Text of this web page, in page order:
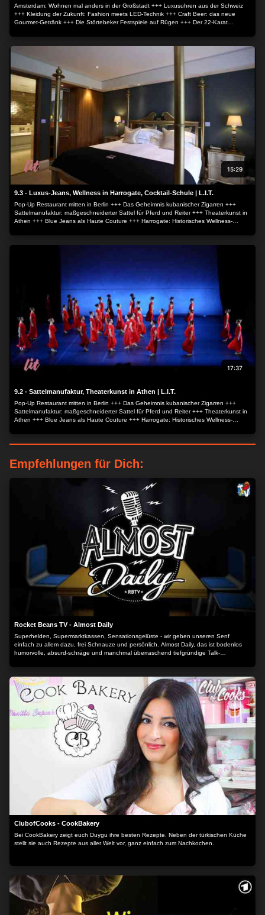
MEHR OPTIONEN
ZUSTIMMEN
Amsterdam: Wohnen mal anders in der Großstadt +++ Luxusuhren aus der Schweiz
+++ Kleidung der Zukunft: Fashion meets LED-Technik +++ Craft Beer: das neue
Gourmet-Getränk +++ Die Störtebeker Festspiele auf Rügen +++ Der 22-Karat
15:29
9.3 - Luxus-Jeans, Wellness in Harrogate, Cocktail-Schule | L.I.T.
Pop-Up Restaurant mitten in Berlin +++ Das Geheimnis kubanischer Zigarren +++
Sattelmanufaktur: maßgeschneiderter Sattel für Pferd und Reiter +++ Theaterkunst in
Athen +++ Blue Jeans als Haute Couture +++ Harrogate: Historisches Wellness-
17:37
9.2 - Sattelmanufaktur, Theaterkunst in Athen | L.I.T.
Pop-Up Restaurant mitten in Berlin +++ Das Geheimnis kubanischer Zigarren +++
Sattelmanufaktur: maßgeschneiderter Sattel für Pferd und Reiter +++ Theaterkunst in
Athen +++ Blue Jeans als Haute Couture +++ Harrogate: Historisches Wellness-
Empfehlungen für Dich:
Rocket Beans TV - Almost Daily
Superhelden, Supermarktkassen, Sensationsgelüste - wir geben unseren Senf
einfach zu allem dazu, frei Schnauze und persönlich. Almost Daily, das ist bodenlos
humorvolle, absurd-schräge und manchmal überraschend tiefgründige Talk-
Tisch!
ClubofCooks - CookBakery
Bei CookBakery zeigt euch Duygu ihre besten Rezepte. Neben der türkischen Küche
stellt sie auch Rezepte aus aller Welt vor, ganz einfach zum Nachkochen.